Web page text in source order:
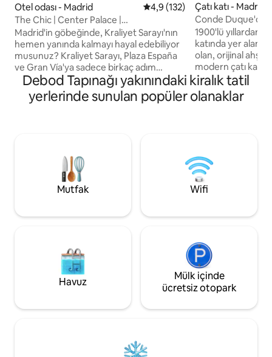
Otel odası - Madrid 5 üzerinden ortalama 4,9
4,9 (132)
The Chic | Center Palace |
Wifi/Klima/Akıllı TV/Mutfak
Madrid'in göbeğinde, Kraliyet Sarayı'nın
hemen yanında kalmayı hayal edebiliyor
musunuz? Kraliyet Sarayı, Plaza España
ve Gran Vía'ya sadece birkaç adım
uzaklıkta, güvenli ve zarif bir semtte yer
alan bu samimi, müstakil stüdyo daire
(diğer misafirlerle ortak alan yoktur)
Şehrin her köşesini keşfetmek için
metro, tren ve otobüsle mükemmel
Çatı katı - Madrid
Conde Duque'da
katı
1900'lü yıllardan
katında yer alan,
olan, orijinal
modern çatı katı,
yürüdükten sonra
dinlenmenizi
süper konforludur. Madrid'de
konumlardan biri!
hemen her yere
Debod Tapınağı yakınındaki kiralık tatil
yerlerinde sunulan popüler olanaklar
Mutfak Wifi
Havuz
Mülk içinde
ücretsiz otopark